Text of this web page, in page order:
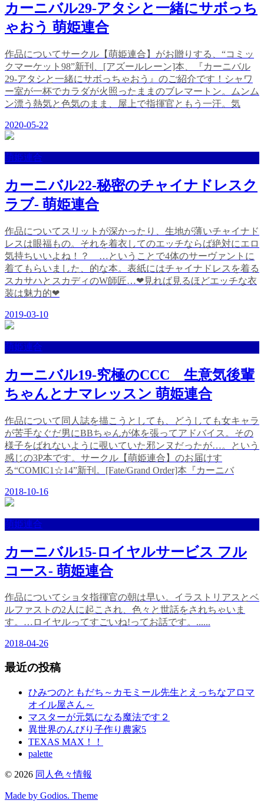
カーニバル29-アタシと一緒にサボっち
ゃおう 萌姫連合
作品についてサークル【萌姫連合】がお贈りする、“コミッ
クマーケット98”新刊、[アズールレーン]本、『カーニバル
29-アタシと一緒にサボっちゃおう』のご紹介です！シャワ
ー室が一杯でカラダが火照ったままのブレマートン。ムンム
ン漂う熱気と色気のまま、屋上で指揮官ともう一汗。気
2020-05-22
萌姫連合
カーニバル22-秘密のチャイナドレスク
ラブ- 萌姫連合
作品についてスリットが深かったり、生地が薄いチャイナド
レスは眼福もの。それを着衣してのエッチならば絶対にエロ
気持ちいいよね！？ …ということで4体のサーヴァントに
着てもらいました、的な本。表紙にはチャイナドレスを着る
スカサハとスカディのW師匠…❤見れば見るほどエッチな衣
装は魅力的❤
2019-03-10
萌姫連合
カーニバル19-究極のCCC 生意気後輩
ちゃんとナマレッスン 萌姫連合
作品について同人誌を描こうとしても、どうしても女キャラ
が苦手なぐだ男にBBちゃんが体を張ってアドバイス。その
様子をばれないように覗いていた邪ンヌだったが…。という
感じの3P本です。サークル【萌姫連合】のお届けす
る“COMIC1☆14”新刊。[Fate/Grand Order]本『カーニバ
2018-10-16
萌姫連合
カーニバル15-ロイヤルサービス フル
コース- 萌姫連合
作品についてショタ指揮官の朝は早い。イラストリアスとベ
ルファストの2人に起こされ、色々と世話をされちゃいま
す。…ロイヤルってすごいね!ってお話です。......
2018-04-26
最近の投稿
ひみつのともだち～カモミール先生とえっちなアロマ
オイル屋さん～
マスターが元気になる魔法です２
異世界のんびり子作り農家5
TEXAS MAX！！
palette
© 2026 同人色々情報
Made by Godios. Theme